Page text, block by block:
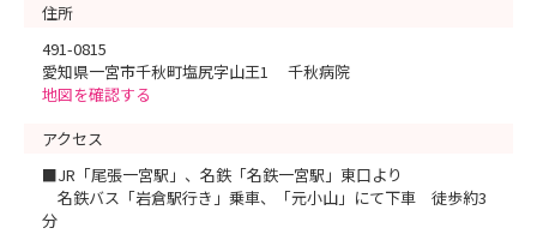
住所
491-0815
愛知県一宮市千秋町塩尻字山王1 千秋病院
地図を確認する
アクセス
■JR「尾張一宮駅」、名鉄「名鉄一宮駅」東口より
名鉄バス「岩倉駅行き」乗車、「元小山」にて下車 徒歩約3
分